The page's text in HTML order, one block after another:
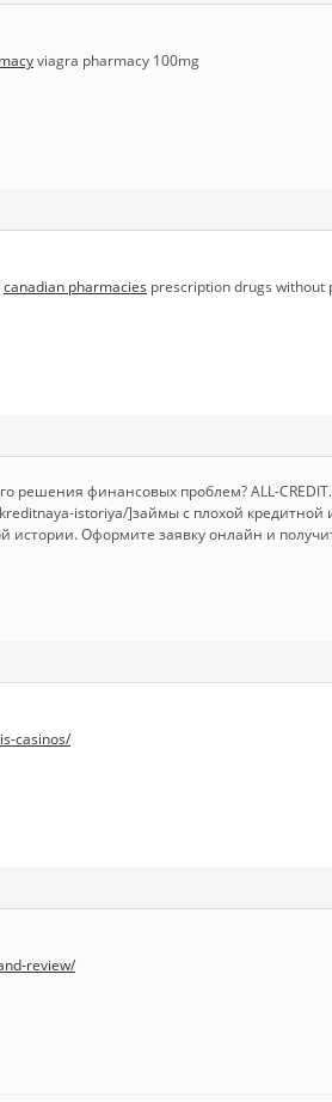
viagra pharmacy 100mg
canadian pharmacies prescription drugs without
решения финансовых проблем? ALL-
istoriya/]займы с плохой кредитной
истории. Оформите заявку онлайн и
casinos/
review/